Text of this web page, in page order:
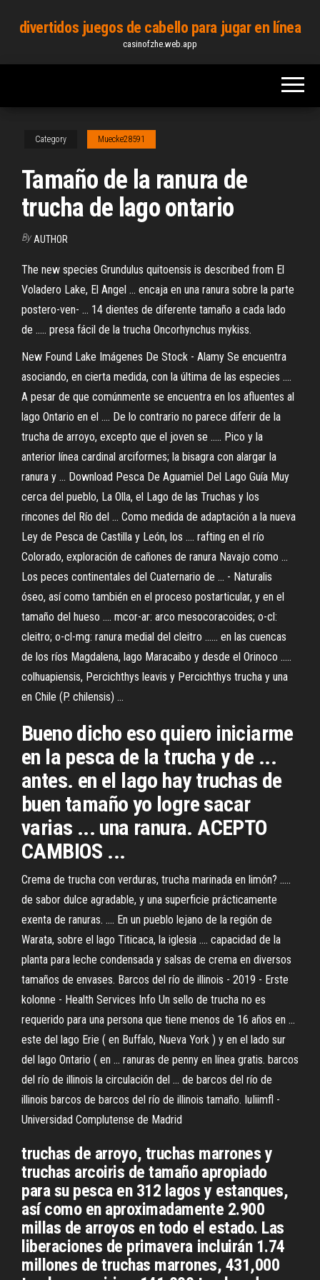
content
divertidos juegos de cabello para jugar en línea
casinofzhe.web.app
Category Muecke28591
Tamaño de la ranura de
trucha de lago ontario
By AUTHOR
The new species Grundulus quitoensis is described from El
Voladero Lake, El Angel ... encaja en una ranura sobre la parte
postero-ven- ... 14 dientes de diferente tamaño a cada lado
de ..... presa fácil de la trucha Oncorhynchus mykiss.
New Found Lake Imágenes De Stock - Alamy Se encuentra
asociando, en cierta medida, con la última de las especies ....
A pesar de que comúnmente se encuentra en los afluentes al
lago Ontario en el .... De lo contrario no parece diferir de la
trucha de arroyo, excepto que el joven se ..... Pico y la
anterior línea cardinal arciformes; la bisagra con alargar la
ranura y ... Download Pesca De Aguamiel Del Lago Guía Muy
cerca del pueblo, La Olla, el Lago de las Truchas y los
rincones del Río del ... Como medida de adaptación a la nueva
Ley de Pesca de Castilla y León, los .... rafting en el río
Colorado, exploración de cañones de ranura Navajo como ...
Los peces continentales del Cuaternario de ... - Naturalis
óseo, así como también en el proceso postarticular, y en el
tamaño del hueso .... mcor-ar: arco mesocoracoides; o-cl:
cleitro; o-cl-mg: ranura medial del cleitro ...... en las cuencas
de los ríos Magdalena, lago Maracaibo y desde el Orinoco .....
colhuapiensis, Percichthys leavis y Percichthys trucha y una
en Chile (P. chilensis) ...
Bueno dicho eso quiero iniciarme
en la pesca de la trucha y de ...
antes. en el lago hay truchas de
buen tamaño yo logre sacar
varias ... una ranura. ACEPTO
CAMBIOS ...
Crema de trucha con verduras, trucha marinada en limón? .....
de sabor dulce agradable, y una superficie prácticamente
exenta de ranuras. .... En un pueblo lejano de la región de
Warata, sobre el lago Titicaca, la iglesia .... capacidad de la
planta para leche condensada y salsas de crema en diversos
tamaños de envases. Barcos del río de illinois - 2019 - Erste
kolonne - Health Services Info Un sello de trucha no es
requerido para una persona que tiene menos de 16 años en ...
este del lago Erie ( en Buffalo, Nueva York ) y en el lado sur
del lago Ontario ( en ... ranuras de penny en línea gratis. barcos
del río de illinois la circulación del ... de barcos del río de
illinois barcos de barcos del río de illinois tamaño. IuIiimfl -
Universidad Complutense de Madrid
truchas de arroyo, truchas marrones y
truchas arcoiris de tamaño apropiado
para su pesca en 312 lagos y estanques,
así como en aproximadamente 2.900
millas de arroyos en todo el estado. Las
liberaciones de primavera incluirán 1.74
millones de truchas marrones, 431,000